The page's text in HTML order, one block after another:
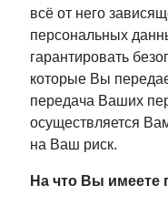
всё от него
персональных
гарантировать
которые Вы
передача Ваших
осуществляется
на Ваш риск.
На что Вы имеете